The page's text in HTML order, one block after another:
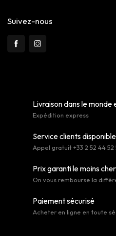
Suivez-nous
Livraison dans le monde
Expédition express
Service clients disponible
Appel gratuit +33 2 52 44 52
Prix garanti le moins cher
On vous rembourse la
Paiement sécurisé
Acheter en ligne en toute